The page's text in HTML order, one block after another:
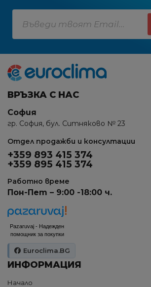
ВРЪЗКА С НАС
София
гр. София, бул. Ситняково № 23
Отдел продажби и консултации
+359 893 415 374
+359 895 415 374
Работно време
Пон-Пет – 9:00 -18:00 ч.
Pazaruvaj - Надежден
помощник за покупки
Euroclima.BG
ИНФОРМАЦИЯ
Начало